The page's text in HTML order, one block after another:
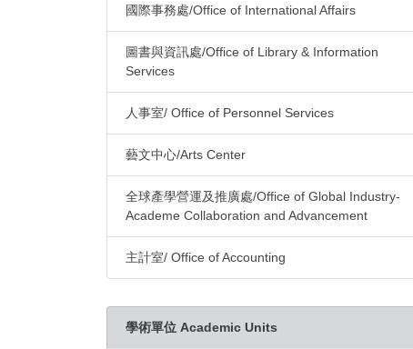
國際事務處/Office of International Affairs
圖書與資訊處/Office of Library & Information
Services
人事室/ Office of Personnel Services
藝文中心/Arts Center
全球產學營運及推廣處/Office of Global Industry-
Academe Collaboration and Advancement
主計室/ Office of Accounting
學術單位 Academic Units